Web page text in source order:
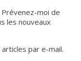
Prévenez-moi de
les nouveaux
par e-mail.